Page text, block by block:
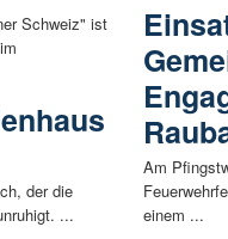
Schweiz" ist
der die
...
Am
einem ...